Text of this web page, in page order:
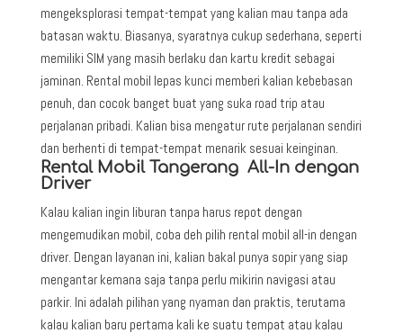
mengeksplorasi tempat-tempat yang kalian mau tanpa ada
batasan waktu. Biasanya, syaratnya cukup sederhana, seperti
memiliki SIM yang masih berlaku dan kartu kredit sebagai
jaminan. Rental mobil lepas kunci memberi kalian kebebasan
penuh, dan cocok banget buat yang suka road trip atau
perjalanan pribadi. Kalian bisa mengatur rute perjalanan sendiri
dan berhenti di tempat-tempat menarik sesuai keinginan.
Rental Mobil Tangerang All-In dengan
Driver
Kalau kalian ingin liburan tanpa harus repot dengan
mengemudikan mobil, coba deh pilih rental mobil all-in dengan
driver. Dengan layanan ini, kalian bakal punya sopir yang siap
mengantar kemana saja tanpa perlu mikirin navigasi atau
parkir. Ini adalah pilihan yang nyaman dan praktis, terutama
kalau kalian baru pertama kali ke suatu tempat atau kalau